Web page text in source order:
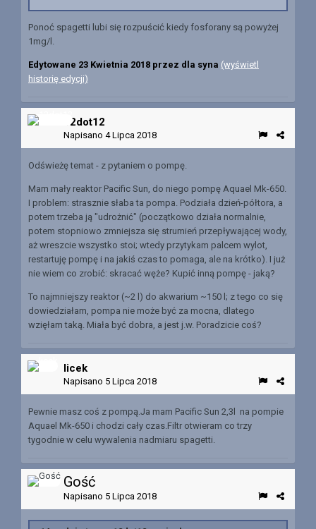
Ponoć spagetti lubi się rozpuścić kiedy fosforany są powyżej
1mg/l.
Edytowane 23 Kwietnia 2018 przez dla syna (wyświetl
historię edycji)
12dot12
Napisano 4 Lipca 2018
Odświeżę temat - z pytaniem o pompę.
Mam mały reaktor Pacific Sun, do niego pompę Aquael Mk-650.
I problem: strasznie słaba ta pompa. Podziała dzień-półtora, a
potem trzeba ją "udrożnić" (początkowo działa normalnie,
potem stopniowo zmniejsza się strumień przepływającej wody,
aż wreszcie wszystko stoi; wtedy przytykam palcem wylot,
restartuję pompę i na jakiś czas to pomaga, ale na krótko). I już
nie wiem co zrobić: skracać węże? Kupić inną pompę - jaką?
To najmniejszy reaktor (~2 l) do akwarium ~150 l; z tego co się
dowiedziałam, pompa nie może być za mocna, dlatego
wzięłam taką. Miała być dobra, a jest j.w. Poradzicie coś?
licek
Napisano 5 Lipca 2018
Pewnie masz coś z pompą.Ja mam Pacific Sun 2,3l na pompie
Aquael Mk-650 i chodzi cały czas.Filtr otwieram co trzy
tygodnie w celu wywalenia nadmiaru spagetti.
Gość
Napisano 5 Lipca 2018